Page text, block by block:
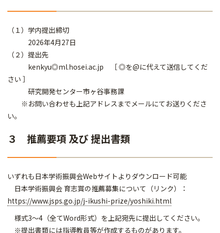
（１）学内提出締切
2026年4月27日
（２）提出先
kenkyu◎ml.hosei.ac.jp ［ ◎を@に代えて送信してくだ
さい ］
研究開発センター市ヶ谷事務課
※お問い合わせも上記アドレスまでメールにてお送りくださ
い。
３ 推薦要項 及び 提出書類
いずれも日本学術振興会Webサイトよりダウンロード可能
日本学術振興会 育志賞の推薦募集について（リンク）：
https://www.jsps.go.jp/j-ikushi-prize/yoshiki.html
様式3～4（全てWord形式）を上記宛先に提出してください。
※提出書類には指導教員等が作成するものがあります。